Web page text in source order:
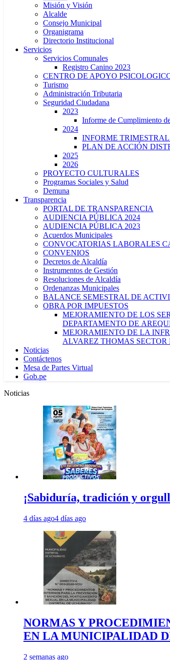
Misión y Visión
Alcalde
Consejo Municipal
Organigrama
Directorio Institucional
Servicios
Servicios Comunales
Registro Canino 2023
CENTRO DE APOYO
Turismo
Administración Tributaria
Seguridad Ciudadana
2023
Informe de Cumplimiento
2024
INFORME TRIMESTRAL
PLAN DE ACCIÓN
2025
2026
PROYECTO CULTURALES
Programas Sociales y Salud
Demuna
Transparencia
PORTAL DE TRANSPARENCIA
AUDIENCIA PÚBLICA 2024
AUDIENCIA PÚBLICA 2023
Acuerdos Municipales
CONVOCATORIAS LABORALES
CONVENIOS
Decretos de Alcaldía
Instrumentos de Gestión
Resoluciones de Alcaldía
Ordenanzas Municipales
BALANCE SEMESTRAL DE
OBRA POR IMPUESTOS
MEJORAMIENTO DE LOS
DEPARTAMENTO DE
MEJORAMIENTO DE LA
ALVAREZ THOMAS
Noticias
Contáctenos
Mesa de Partes Virtual
Gob.pe
Noticias
¡Sabiduría, tradición y
4 días ago4 días ago
NORMAS Y
EN LA MUNICIPALIDAD
2 semanas ago